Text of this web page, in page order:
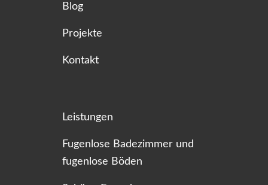
Blog
Projekte
Kontakt
Leistungen
Fugenlose Badezimmer und
fugenlose Böden